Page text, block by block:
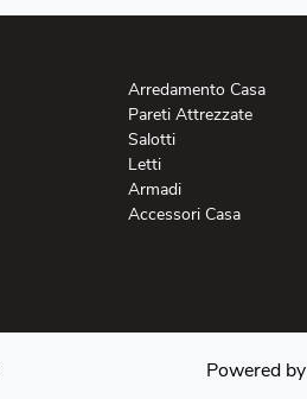
Arredamento Casa
Pareti Attrezzate
Salotti
Letti
Armadi
Accessori Casa
Powered by